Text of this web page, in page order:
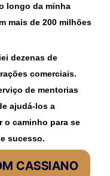
longo da minha
mais de 200 milhões
dezenas de
comerciais.
de mentorias
ajudá-los a
o caminho para se
sucesso.
CASSIANO